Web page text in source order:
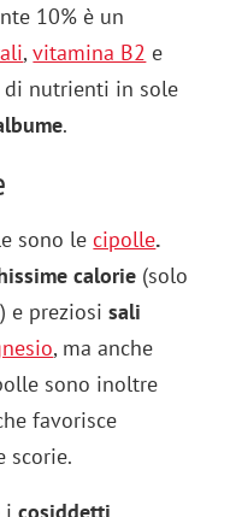
10% è un
,vitamina B2 e
di nutrienti in sole
.
sono lecipolle.
calorie (solo
e preziosisali
, ma anche
sono inoltre
favorisce
scorie.
icosiddetti